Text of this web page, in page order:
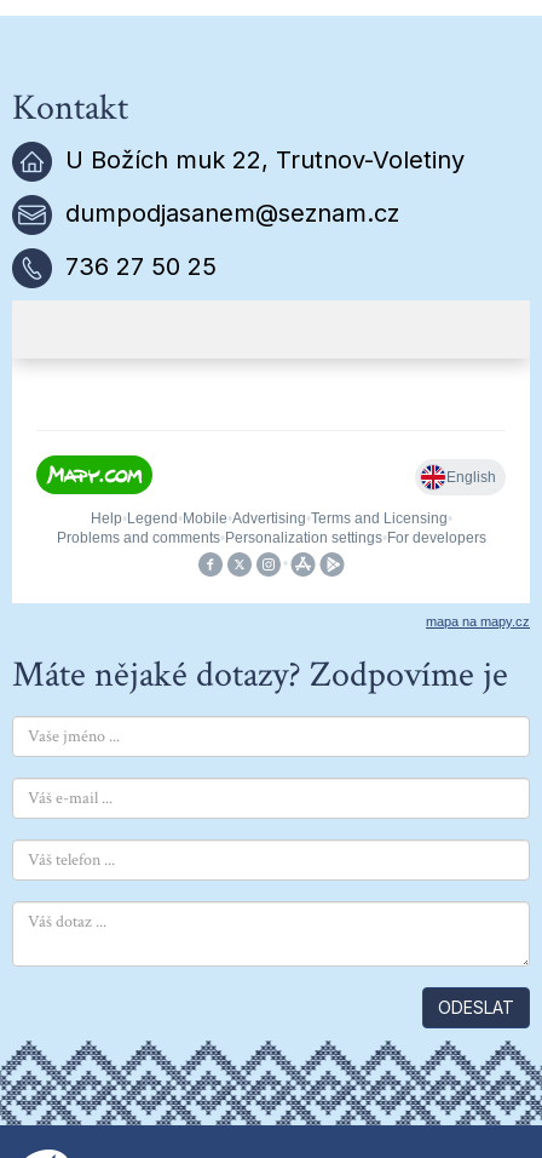
Kontakt
U Božích muk 22, Trutnov-Voletiny
dumpodjasanem@seznam.cz
736 27 50 25
mapa na mapy.cz
Máte nějaké dotazy? Zodpovíme je
ODESLAT